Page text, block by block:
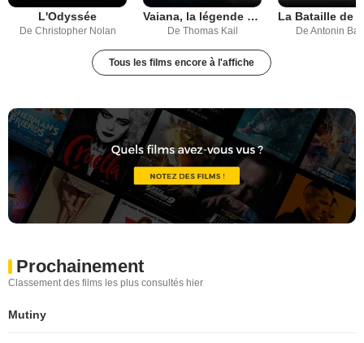
L'Odyssée
De Christopher Nolan
Vaiana, la légende du bout du monde
De Thomas Kail De Antonin
Tous les films encore à l'affiche
Prochainement
Classement des films les plus consultés hier
Mutiny